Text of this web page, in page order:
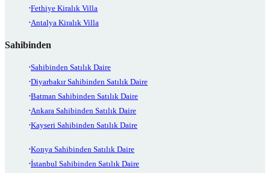
Fethiye Kiralık Villa
Antalya Kiralık Villa
Sahibinden
Sahibinden Satılık Daire
Diyarbakır Sahibinden Satılık Daire
Batman Sahibinden Satılık Daire
Ankara Sahibinden Satılık Daire
Kayseri Sahibinden Satılık Daire
Konya Sahibinden Satılık Daire
İstanbul Sahibinden Satılık Daire